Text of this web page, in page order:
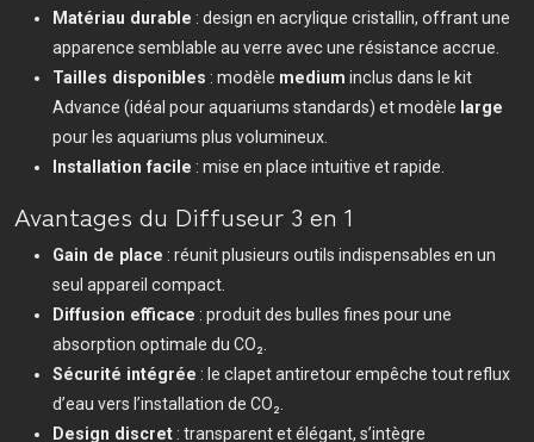
Matériau durable : design en acrylique cristallin, offrant une
apparence semblable au verre avec une résistance accrue.
Tailles disponibles : modèle medium inclus dans le kit
Advance (idéal pour aquariums standards) et modèle large
pour les aquariums plus volumineux.
Installation facile : mise en place intuitive et rapide.
Avantages du Diffuseur 3 en 1
Gain de place : réunit plusieurs outils indispensables en un
seul appareil compact.
Diffusion efficace : produit des bulles fines pour une
absorption optimale du CO₂.
Sécurité intégrée : le clapet antiretour empêche tout reflux
d’eau vers l’installation de CO₂.
Design discret : transparent et élégant, s’intègre